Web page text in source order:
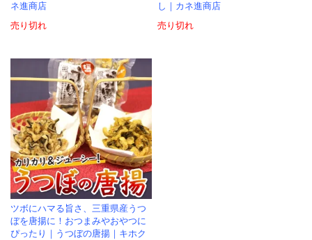
ネ進商店
売り切れ
し｜カネ進商店
売り切れ
ツボにハマる旨さ、三重県産うつ
ぼを唐揚に！おつまみやおやつに
ぴったり｜うつぼの唐揚｜キホク